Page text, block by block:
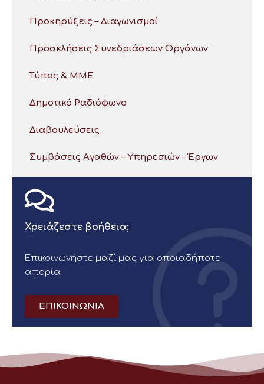
Προκηρύξεις – Διαγωνισμοί
Προσκλήσεις Συνεδριάσεων Οργάνων
Τύπος & ΜΜΕ
Δημοτικό Ραδιόφωνο
Διαβουλεύσεις
Συμβάσεις Αγαθών – Υπηρεσιών – Έργων
Χρειάζεστε βοήθεια;
Επικοινωνήστε μαζί μας για οποιαδήποτε
απορία
ΕΠΙΚΟΙΝΩΝΙΑ